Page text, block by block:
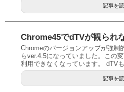
記事を
Chrome45でdTVが観られ
Chromeのバージョンアップが強制
らver.4.5になっていました。この
利用できなくなっています。 dTV
記事を